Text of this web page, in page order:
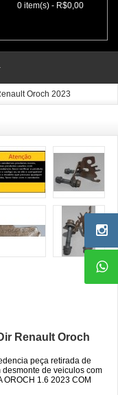
0 item(s) - R$0,00
Oroch 2023
Renault Oroch
peça retirada de
de veiculos com
OROCH 1.6 2023 COM